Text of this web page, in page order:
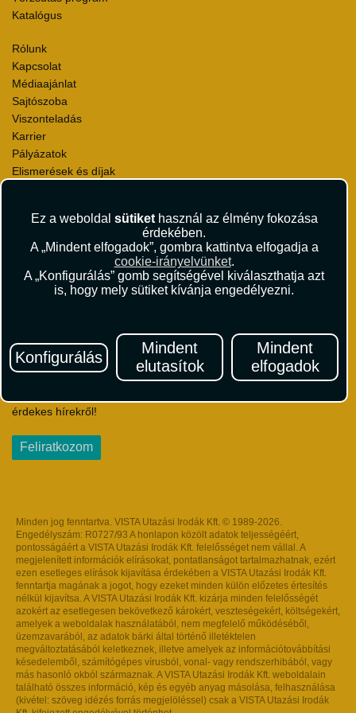
Ez a weboldal sütikethasznál az élmény fokozása
érdekében.
A „Mindent elfogadok”, gombra kattintva elfogadja a
cookie-irányelvünket.
A „Konfigurálás” gomb segítségével kiválaszthatja azt
is, hogy mely sütiket kívánja engedélyezni.
Konfigurálás
Mindent
elutasítok
Mindent
elfogadok
Katalógus
Rólunk
Kapcsolat
Médiaajánlat
Sajtószoba
Viszonteladás
Karrier
Pályázatok
Elismerések és díjak
Utazási Csomag Szerződési Feltételek
Útlemondás-biztosítás Szerződési Feltételek
Utasbiztosítás Szerződési Feltételek
Repülőjegy Szerződési Feltételek
Adatvédelem
Hírlevél
Iratkozzon fel Magyarország egyik legszínesebb utazási
érdekes hírekről!
Feliratkozom
Minden jog fenntartva. VISTA Utazási Irodák Kft. © 1989-2026.
Engedélyszám: R0727/93 A honlapon közölt adatok teljességéért,
pontosságáért a VISTA Utazási Irodák Kft. felelősséget nem vállal. A
megjelenített információk elírásokat, pontatlanságot tartalmazhatnak, ezért
ezen esetleges elírások kijavítása érdekében a VISTA Utazási Irodák Kft.
fenntartja magának a jogot, hogy ezeket minden külön előzetes értesítés
nélkül kijavítsa. A VISTA Utazási Irodák Kft. kizárja minden felelősségét
azokért az esetlegesen bekövetkező károkért, veszteségekért, költségekért,
amelyek a weboldalak használatából, nem megfelelő működéséből,
üzemzavarából, az adatok bárki által történő illetéktelen
megváltoztatásából keletkeznek, illetve amelyek az információtovábbítási
késedelemből, számítógépes vírusból, vonal- vagy rendszerhibából, vagy
más hasonló okból származnak. A VISTA Utazási Irodák Kft. weboldalain
található összes információ, kép és egyéb anyag másolása, felhasználása
(kivétel: szöveg idézés forrás megjelöléssel) csak a VISTA Utazási Irodák